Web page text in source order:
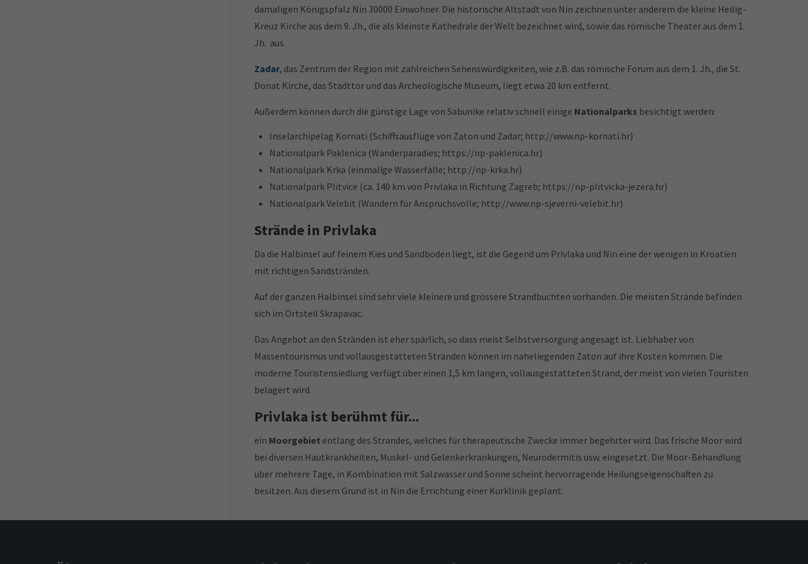
damaligen Königspfalz Nin 30000 Einwohner. Die historische Altstadt von Nin zeichnen unter anderem die kleine Heilig-
Kreuz Kirche aus dem 9. Jh., die als kleinste Kathedrale der Welt bezeichnet wird, sowie das römische Theater aus dem 1.
Jh. aus.
Zadar, das Zentrum der Region mit zahlreichen Sehenswürdigkeiten, wie z.B. das römische Forum aus dem 1. Jh., die St.
Donat Kirche, das Stadttor und das Archeologische Museum, liegt etwa 20 km entfernt.
Außerdem können durch die günstige Lage von Sabunike relativ schnell einige Nationalparks besichtigt werden:
Inselarchipelag Kornati (Schiffsausflüge von Zaton und Zadar; http://www.np-kornati.hr)
Nationalpark Paklenica (Wanderparadies; https://np-paklenica.hr)
Nationalpark Krka (einmalige Wasserfälle; http://np-krka.hr)
Nationalpark Plitvice (ca. 140 km von Privlaka in Richtung Zagreb; https://np-plitvicka-jezera.hr)
Nationalpark Velebit (Wandern für Anspruchsvolle; http://www.np-sjeverni-velebit.hr)
Strände in Privlaka
Da die Halbinsel auf feinem Kies und Sandboden liegt, ist die Gegend um Privlaka und Nin eine der wenigen in Kroatien
mit richtigen Sandstränden.
Auf der ganzen Halbinsel sind sehr viele kleinere und grössere Strandbuchten vorhanden. Die meisten Strände befinden
sich im Ortsteil Skrapavac.
Das Angebot an den Stränden ist eher spärlich, so dass meist Selbstversorgung angesagt ist. Liebhaber von
Massentourismus und vollausgestatteten Stränden können im naheliegenden Zaton auf ihre Kosten kommen. Die
moderne Touristensiedlung verfügt über einen 1,5 km langen, vollausgestatteten Strand, der meist von vielen Touristen
belagert wird.
Privlaka ist berühmt für...
ein Moorgebiet entlang des Strandes, welches für therapeutische Zwecke immer begehrter wird. Das frische Moor wird
bei diversen Hautkrankheiten, Muskel- und Gelenkerkrankungen, Neurodermitis usw. eingesetzt. Die Moor-Behandlung
über mehrere Tage, in Kombination mit Salzwasser und Sonne scheint hervorragende Heilungseigenschaften zu
besitzen. Aus diesem Grund ist in Nin die Errichtung einer Kurklinik geplant.